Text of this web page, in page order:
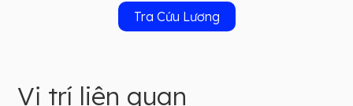
Tra Cứu Lương
Vị trí liên quan